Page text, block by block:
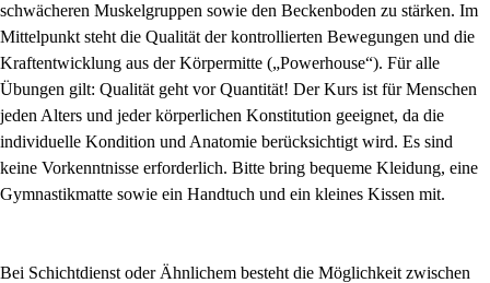
schwächeren Muskelgruppen sowie den Beckenboden zu stärken. Im
Mittelpunkt steht die Qualität der kontrollierten Bewegungen und die
Kraftentwicklung aus der Körpermitte („Powerhouse“). Für alle
Übungen gilt: Qualität geht vor Quantität! Der Kurs ist für Menschen
jeden Alters und jeder körperlichen Konstitution geeignet, da die
individuelle Kondition und Anatomie berücksichtigt wird. Es sind
keine Vorkenntnisse erforderlich. Bitte bring bequeme Kleidung, eine
Gymnastikmatte sowie ein Handtuch und ein kleines Kissen mit.
Bei Schichtdienst oder Ähnlichem besteht die Möglichkeit zwischen